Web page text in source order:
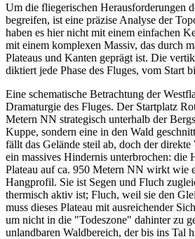
Um die fliegerischen Herausforderungen
begreifen, ist eine präzise Analyse der
haben es hier nicht mit einem einfachen
mit einem komplexen Massiv, das durch
Plateaus und Kanten geprägt ist. Die
diktiert jede Phase des Fluges, vom Start
Eine schematische Betrachtung der
Dramaturgie des Fluges. Der Startplatz
Metern NN strategisch unterhalb der
Kuppe, sondern eine in den Wald
fällt das Gelände steil ab, doch der
ein massives Hindernis unterbrochen: die
Plateau auf ca. 950 Metern NN wirkt wie
Hangprofil. Sie ist Segen und Fluch
thermisch aktiv ist; Fluch, weil sie den
muss dieses Plateau mit ausreichender
um nicht in die "Todeszone" dahinter zu
unlandbaren Waldbereich, der bis ins Tal